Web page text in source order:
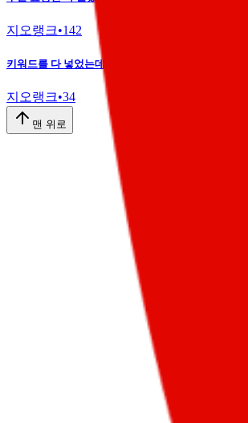
지오랭크•142
키워드를 다 넣었는데 왜 AI는 우리를 인용 안 할까?
지오랭크•34
맨 위로